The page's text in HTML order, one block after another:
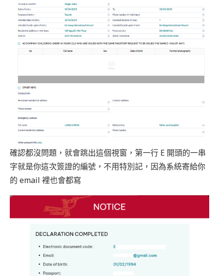
確認都沒問題，就會跳出這個視窗，第一行 E 開頭的一串
字就是你這次簽證的編號，不用特別記，因為系統寄給你
的 email 裡也會都寫